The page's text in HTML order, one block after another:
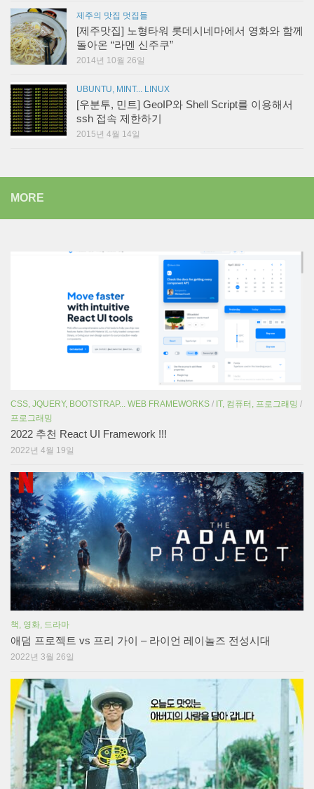
제주의 맛집 멋집들
[제주맛집] 노형타워 롯데시네마에서 영화와 함께
돌아온 “라멘 신주쿠”
2014년 10월 26일
UBUNTU, MINT... LINUX
[우분투, 민트] GeoIP와 Shell Script를 이용해서
ssh 접속 제한하기
2015년 4월 14일
MORE
CSS, JQUERY, BOOTSTRAP... WEB FRAMEWORKS / IT, 컴퓨터, 프로그래밍 /
프로그래밍
2022 추천 React UI Framework !!!
2022년 4월 19일
책, 영화, 드라마
애덤 프로젝트 vs 프리 가이 – 라이언 레이놀즈 전성시대
2022년 3월 26일